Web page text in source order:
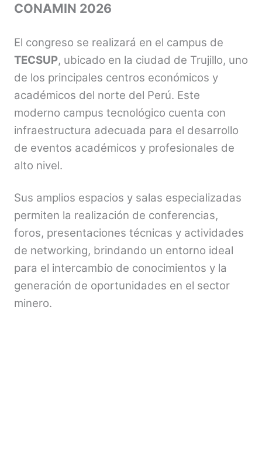
CONAMIN 2026
El congreso se realizará en el campus de
TECSUP, ubicado en la ciudad de Trujillo, uno
de los principales centros económicos y
académicos del norte del Perú. Este
moderno campus tecnológico cuenta con
infraestructura adecuada para el desarrollo
de eventos académicos y profesionales de
alto nivel.
Sus amplios espacios y salas especializadas
permiten la realización de conferencias,
foros, presentaciones técnicas y actividades
de networking, brindando un entorno ideal
para el intercambio de conocimientos y la
generación de oportunidades en el sector
minero.